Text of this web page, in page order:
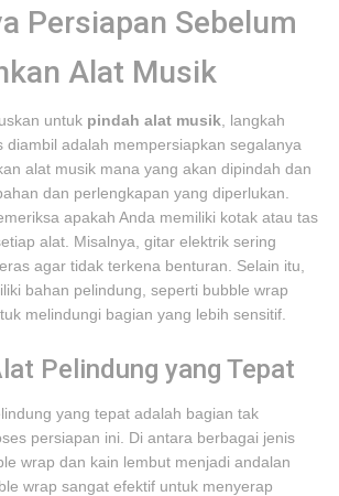
Persiapan Sebelum
Alat Musik
untuk pindah alat musik , langkah
diambil adalah mempersiapkan segalanya
alat musik mana yang akan dipindah dan
dan perlengkapan yang diperlukan.
apakah Anda memiliki kotak atau tas
alat. Misalnya, gitar elektrik sering
agar tidak terkena benturan. Selain itu,
bahan pelindung, seperti bubble wrap
melindungi bagian yang lebih sensitif.
Pelindung yang Tepat
yang tepat adalah bagian tak
persiapan ini. Di antara berbagai jenis
wrap dan kain lembut menjadi andalan
wrap sangat efektif untuk menyerap